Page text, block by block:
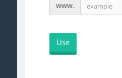
www.
Use